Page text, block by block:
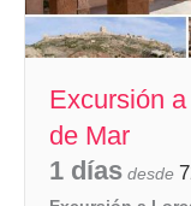
Excursión
de Mar
1 días desde